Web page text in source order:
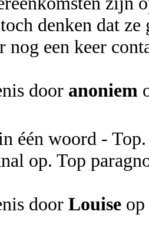
denken dat
nog een keer
door anoniem
één woord -
op. Top
door Louise